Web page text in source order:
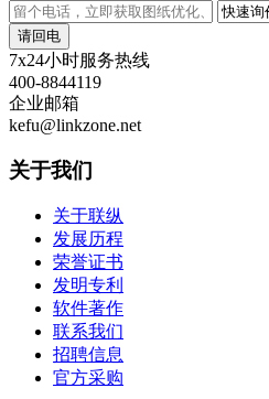
请回电
7x24小时服务热线
400-8844119
企业邮箱
kefu@linkzone.net
关于我们
关于联纵
发展历程
荣誉证书
发明专利
软件著作
联系我们
招聘信息
官方采购